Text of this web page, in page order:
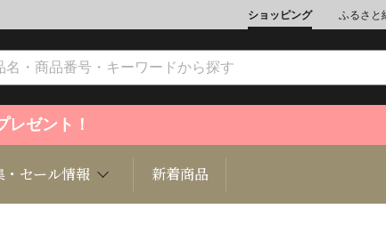
ショッピング ふるさと
レゼント！
・セール情報 新着商品